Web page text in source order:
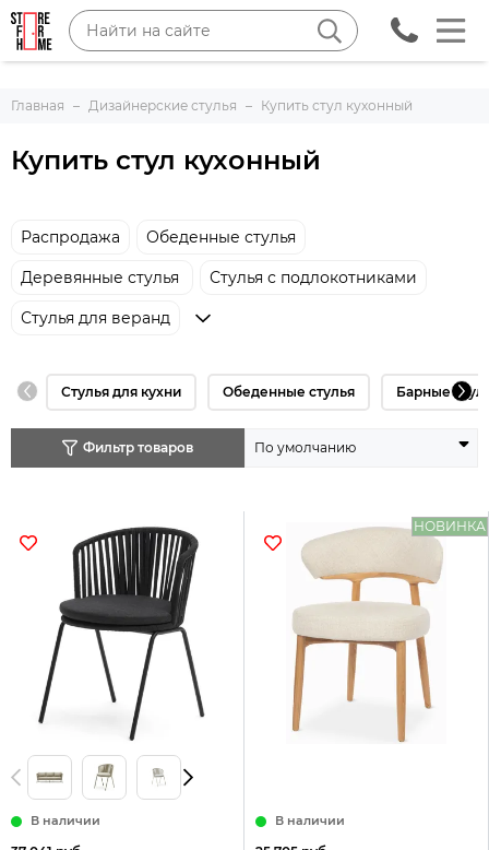
Главная Дизайнерские стулья Купить стул кухонный
Купить стул кухонный
Распродажа Обеденные стулья
Деревянные стулья Стулья с подлокотниками
Стулья для веранд
Стулья для кухни Обеденные стулья Барные
Фильтр товаров
В наличии
НОВИНКА
В наличии